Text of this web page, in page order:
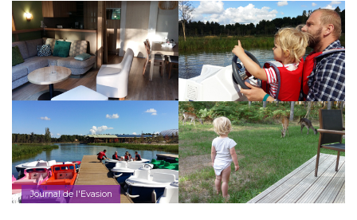
Journal de l'Evasion